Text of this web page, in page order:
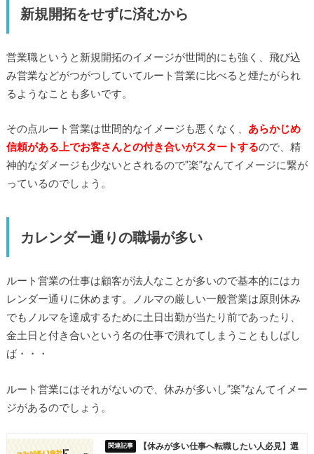
新規開拓をせずに済むから
営業職というと新規開拓のイメージが世間的にも強く、飛び込
み営業などがつがつしていてルート営業に比べると煙たがられ
るようなことも多いです。
その点ルート営業は世間的なイメージも悪くなく、 あらかじめ
信頼がある上でお客さんとの付き合いがスタートするので、精
神的なダメージも少ないとされるので”楽”なんてイメージに繋が
っているのでしょう。
カレンダー通りの職場が多い
ルート営業の仕事は顧客が法人なことが多いので基本的にはカ
レンダー通りに休めます。ノルマの厳しい一般営業は原則休み
でもノルマを達成するために土日出勤が当たり前であったり、
金土日と付き合いという名の仕事で潰れてしまうこともしばし
ば・・・
ルート営業にはそれがないので、休みが多いし”楽”なんてイメー
ジがあるのでしょう。
【休みが多い仕事へ転職したい人必見】選